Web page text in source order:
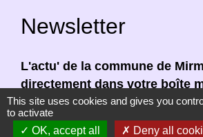
Newsletter
L'actu' de la commune de
directement dans votre boîte
possible ! Indiquez votre
de vous abonner à notre
This site uses cookies and gives you
to activate
OK, accept all
Deny all